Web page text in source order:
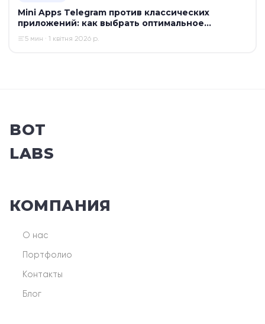
Mini Apps Telegram против классических
приложений: как выбрать оптимальное
решение для бизнеса в 2026 году
5 мин · 1 квітня 2026 р.
BOT
LABS
КОМПАНИЯ
О нас
Портфолио
Контакты
Блог